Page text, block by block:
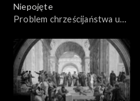
Niepojęte
Problem chrześcijaństwa u